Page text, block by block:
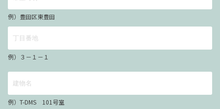
例）豊田区東豊田
例）３－１－１
例）T-DMS 101号室